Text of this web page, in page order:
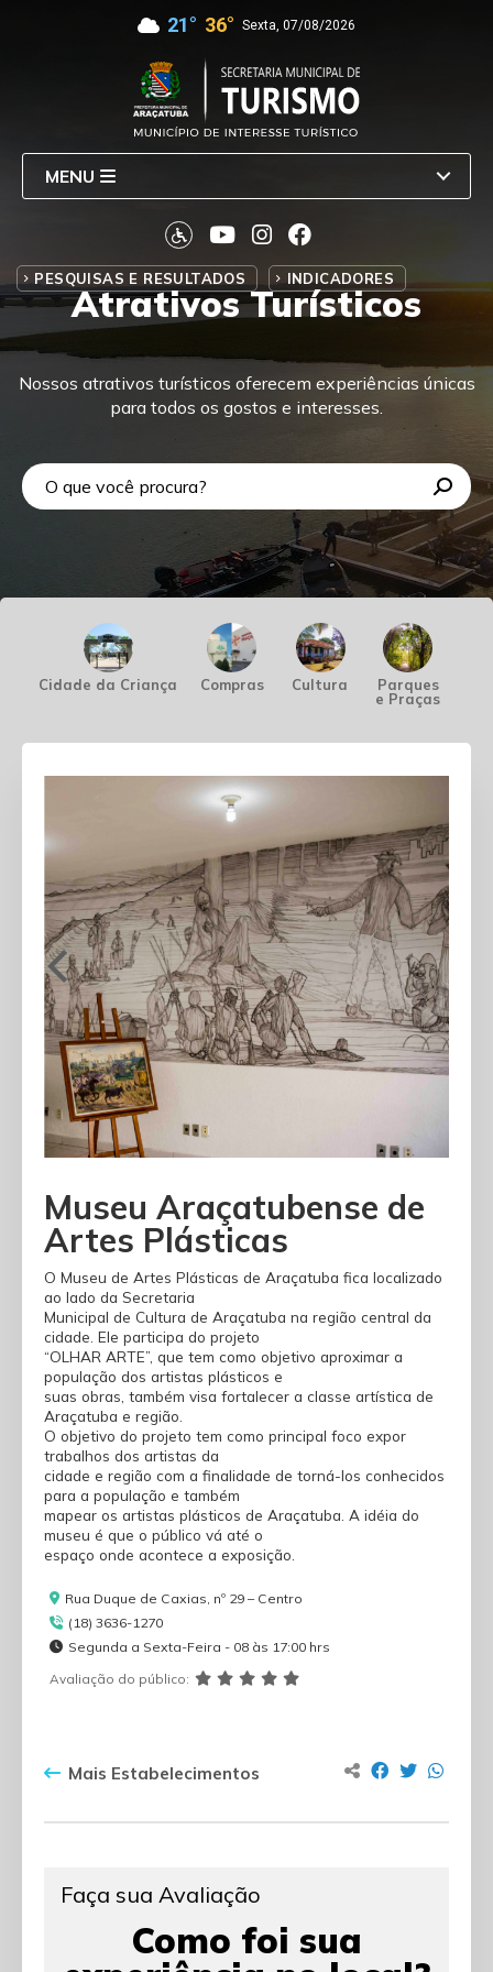
21° 36° Sexta, 07/08/2026
MENU
PESQUISAS E RESULTADOS INDICADORES
Atrativos Turísticos
Nossos atrativos turísticos oferecem experiências únicas
para todos os gostos e interesses.
Cidade da Criança Compras Cultura
Parques
e Praças
Museu Araçatubense de
Artes Plásticas
O Museu de Artes Plásticas de Araçatuba fica localizado
ao lado da Secretaria
Municipal de Cultura de Araçatuba na região central da
cidade. Ele participa do projeto
“OLHAR ARTE”, que tem como objetivo aproximar a
população dos artistas plásticos e
suas obras, também visa fortalecer a classe artística de
Araçatuba e região.
O objetivo do projeto tem como principal foco expor
trabalhos dos artistas da
cidade e região com a finalidade de torná-los conhecidos
para a população e também
mapear os artistas plásticos de Araçatuba. A idéia do
museu é que o público vá até o
espaço onde acontece a exposição.
Rua Duque de Caxias, nº 29 – Centro
(18) 3636-1270
Segunda a Sexta-Feira - 08 às 17:00 hrs
Avaliação do público:
Mais Estabelecimentos
Faça sua Avaliação
Como foi sua